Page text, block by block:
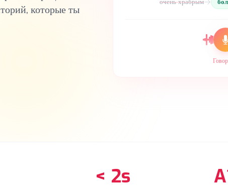
которые ты
очень храбрым
< 2s